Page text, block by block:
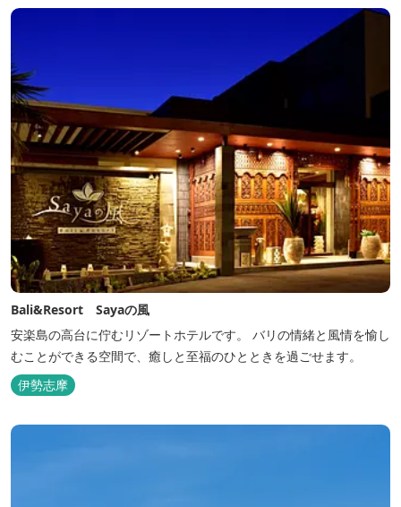
Bali&Resort Sayaの風
安楽島の高台に佇むリゾートホテルです。 バリの情緒と風情を愉し
むことができる空間で、癒しと至福のひとときを過ごせます。
伊勢志摩